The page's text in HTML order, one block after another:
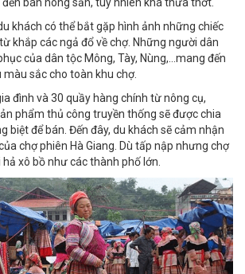
bán nông sản, tuy nhiên khá thưa thớt.
khách có thể bắt gặp hình ảnh những chiếc
khắp các ngả đổ về chợ. Những người dân
của dân tộc Mông, Tày, Nùng,...mang đến
sắc cho toàn khu chợ.
đình và 30 quầy hàng chính từ nông cụ,
phẩm thủ công truyền thống sẽ được chia
biệt để bán. Đến đây, du khách sẽ cảm nhận
chợ phiên Hà Giang. Dù tấp nập nhưng chợ
xô bồ như các thành phố lớn.